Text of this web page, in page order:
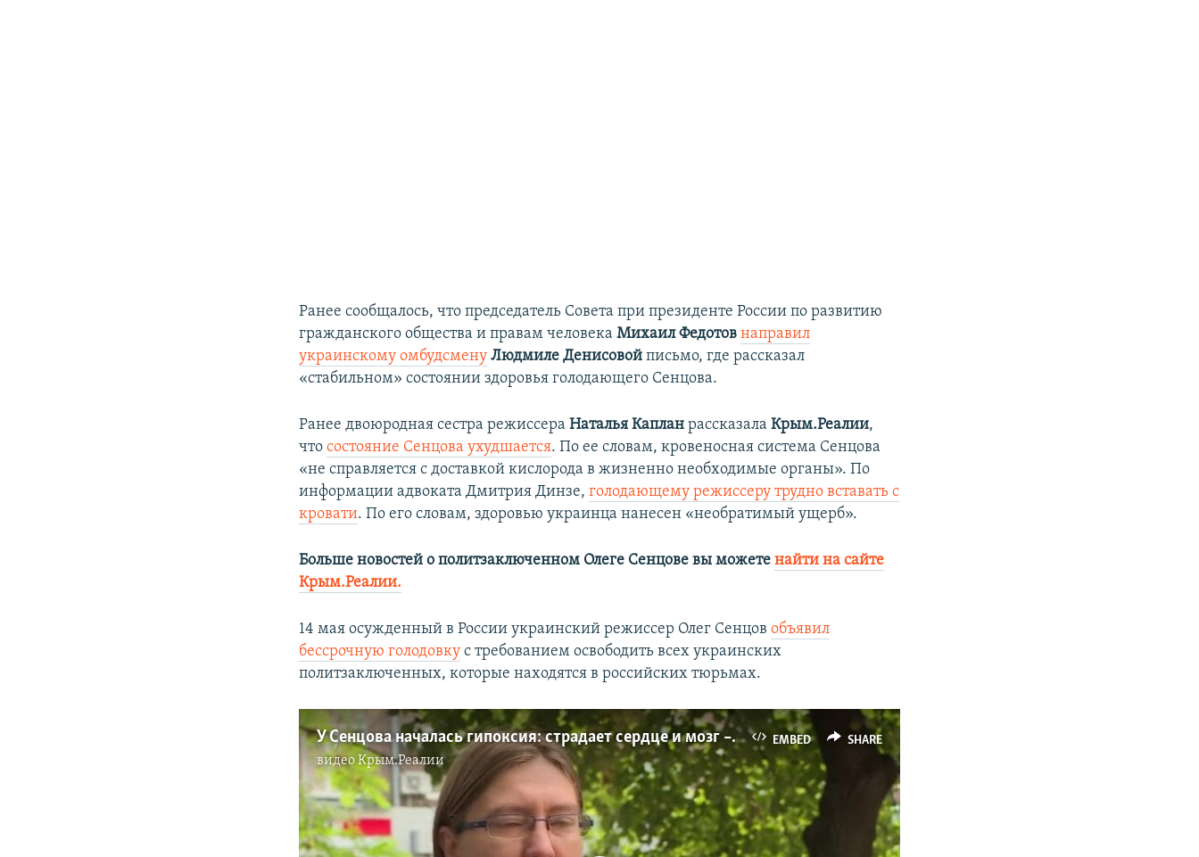
Ранее сообщалось, что председатель Совета при президенте России по развитию
гражданского общества и правам человекаМихаил Федотовнаправил
украинскому омбудсмену Людмиле Денисовой письмо, где рассказал
«стабильном» состоянии здоровья голодающего Сенцова.
Ранее двоюродная сестра режиссераНаталья КапланрассказалаКрым.Реалии,
чтосостояние Сенцова ухудшается. По ее словам, кровеносная система Сенцова
«не справляется с доставкой кислорода в жизненно необходимые органы». По
информации адвоката Дмитрия Динзе,голодающему режиссеру трудно вставать с
кровати. По его словам, здоровью украинца нанесен «необратимый ущерб».
Больше новостей о политзаключенном Олеге Сенцове вы можетенайти на сайте
Крым.Реалии.
14 мая осужденный в России украинский режиссер Олег Сенцовобъявил
бессрочную голодовку с требованием освободить всех украинских
политзаключенных, которые находятся в российских тюрьмах.
EMBED SHARE
У Сенцова началась гипоксия: страдает сердце и мозг – Каплан (видео)
видеоКрым.Реалии